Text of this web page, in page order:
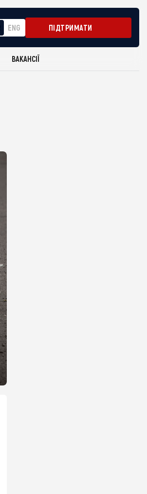
ENG ПІДТРИМАТИ
ВАКАНСІЇ